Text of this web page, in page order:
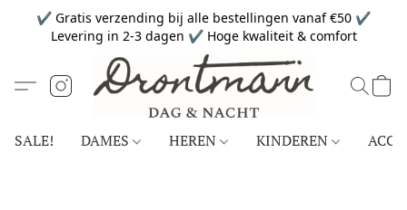
✔ Gratis verzending bij alle bestellingen vanaf €50 ✔
Levering in 2-3 dagen ✔ Hoge kwaliteit & comfort
SALE! DAMES HEREN KINDEREN